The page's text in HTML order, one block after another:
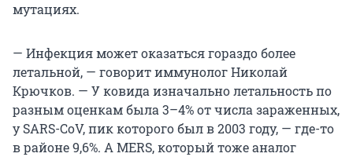
мутациях.
— Инфекция может оказаться гораздо более
летальной, — говорит иммунолог Николай
Крючков. — У ковида изначально летальность по
разным оценкам была 3–4% от числа зараженных,
у SARS-CoV, пик которого был в 2003 году, — где-то
в районе 9,6%. А MERS, который тоже аналог